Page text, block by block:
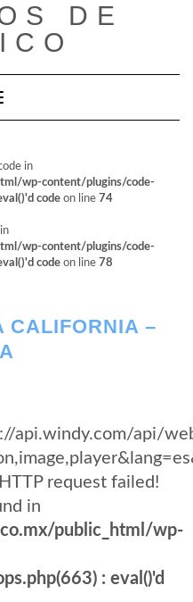
DE
modo de navegación
in
wp-content/plugins/code-
code on line 74
wp-content/plugins/code-
code on line 78
CALIFORNIA –
api.windy.com/api/
request failed!
in
public_html/wp-
: eval()'d